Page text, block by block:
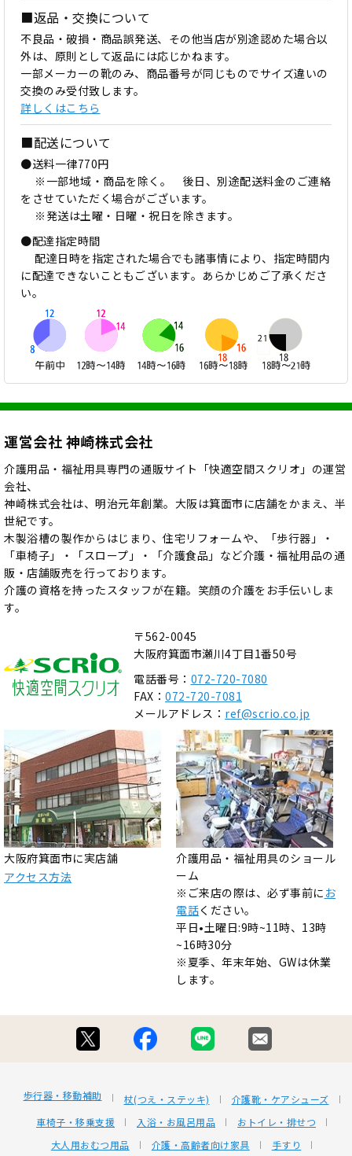
■返品・交換について
不良品・破損・商品誤発送、その他当店が別途認めた場合以
外は、原則として返品には応じかねます。
一部メーカーの靴のみ、商品番号が同じものでサイズ違いの
交換のみ受付致します。
詳しくはこちら
■配送について
●送料一律770円
※一部地域・商品を除く。 後日、別途配送料金のご連絡
をさせていただく場合がございます。
※発送は土曜・日曜・祝日を除きます。
●配達指定時間
配達日時を指定された場合でも諸事情により、指定時間内
に配達できないこともございます。あらかじめご了承くださ
い。
運営会社 神崎株式会社
介護用品・福祉用具専門の通販サイト「快適空間スクリオ」の運営
会社、
神崎株式会社は、明治元年創業。大阪は箕面市に店舗をかまえ、半
世紀です。
木製浴槽の製作からはじまり、住宅リフォームや、「歩行器」・
「車椅子」・「スロープ」・「介護食品」など介護・福祉用品の通
販・店舗販売を行っております。
介護の資格を持ったスタッフが在籍。笑顔の介護をお手伝いしま
す。
〒562-0045
大阪府箕面市瀬川4丁目1番50号
電話番号： 072-720-7080
FAX： 072-720-7081
メールアドレス： ref@scrio.co.jp
大阪府箕面市に実店舗
アクセス方法
介護用品・福祉用具のショール
ーム
※ご来店の際は、必ず事前に お
電話ください。
平日•土曜日:9時~11時、13時
~16時30分
※夏季、年末年始、GWは休業
します。
歩行器・移動補助 杖(つえ・ステッキ)
介護靴・ケアシューズ
車椅子・移乗支援
入浴・お風呂用品
おトイレ・排せつ
大人用おむつ用品
介護・高齢者向け家具 手すり